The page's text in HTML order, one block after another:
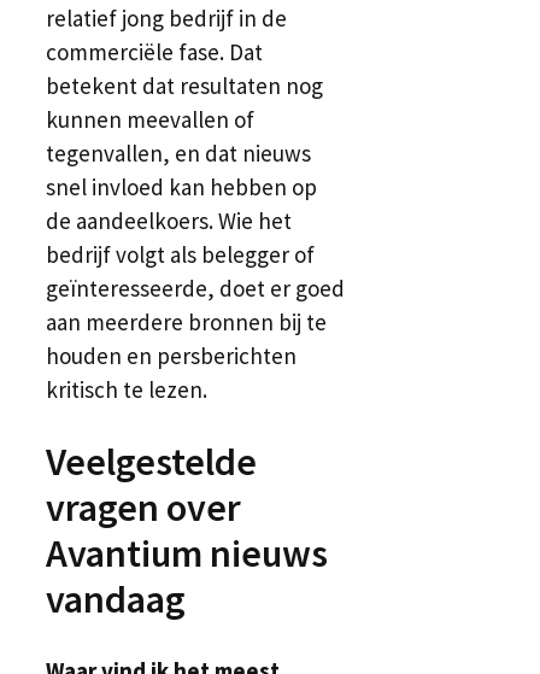
relatief jong bedrijf in de
commerciële fase. Dat
betekent dat resultaten nog
kunnen meevallen of
tegenvallen, en dat nieuws
snel invloed kan hebben op
de aandeelkoers. Wie het
bedrijf volgt als belegger of
geïnteresseerde, doet er goed
aan meerdere bronnen bij te
houden en persberichten
kritisch te lezen.
Veelgestelde
vragen over
Avantium nieuws
vandaag